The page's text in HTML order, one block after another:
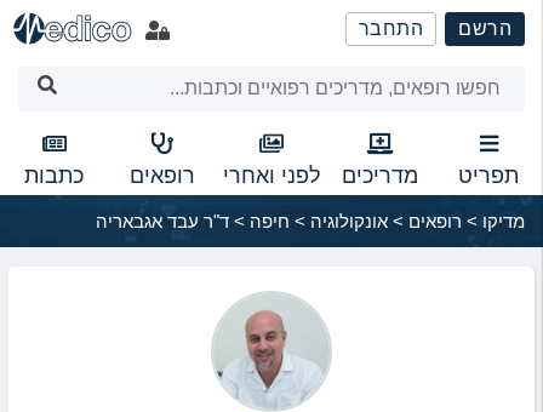
שִׂים
לֵב:
מַעֲרֶכֶת
נָגִישׁ
בִּקְלִיק
הַמְּסַיַּעַת
לִנְגִישׁוּת
הרשם התחבר
תפריט מדריכים לפני ואחרי רופאים כתבות
מדיקו> רופאים > אונקולוגיה > חיפה > ד"ר עבד אגבאריה